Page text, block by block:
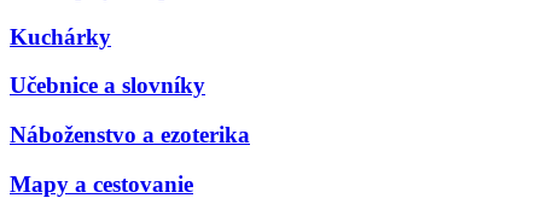
Kuchárky
Učebnice a slovníky
Náboženstvo a ezoterika
Mapy a cestovanie